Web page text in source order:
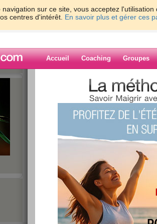
navigation sur ce site, vous acceptez
centres d'intérêt. En savoir plus et gérer ces
Accueil Coaching Groupes
> > tes
Blog de
tes